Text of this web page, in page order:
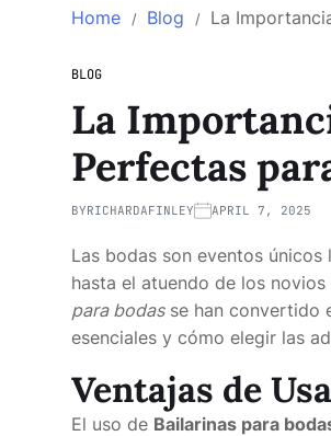
Home Blog La
BLOG
La
Perfectas
BYRICHARDAFINLEY APRIL 7, 2025
Las bodas son eventos
hasta el atuendo de los
para bodasse han convertido
esenciales y cómo elegir las
Ventajas de
El uso de Bailarinas para